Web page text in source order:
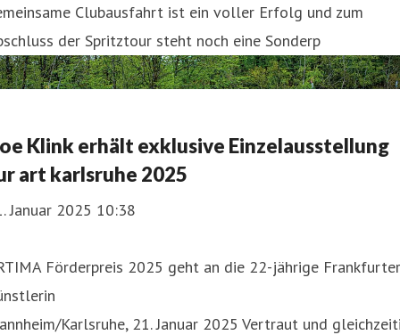
Clubausfahrt ist ein voller Erfolg und zum
der Spritztour steht noch eine Sonderp
Klink erhält exklusive Einzelausstellung
art karlsruhe 2025
Januar 2025 10:38
Förderpreis 2025 geht an die 22-jährige Frankfurter
Karlsruhe, 21. Januar 2025 Vertraut und